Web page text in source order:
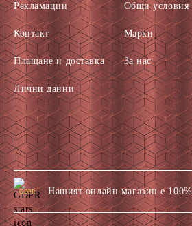
Рекламации
Контакт
Плащане и доставка
Лични данни
Общи условия
Марки
За нас
GDPR Нашият онлайн магазин е